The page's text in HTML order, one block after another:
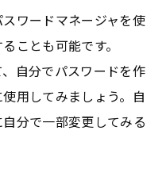
ワードマネージャを使
ことも可能です。
自分でパスワードを作
用してみましょう。自
分で一部変更してみる